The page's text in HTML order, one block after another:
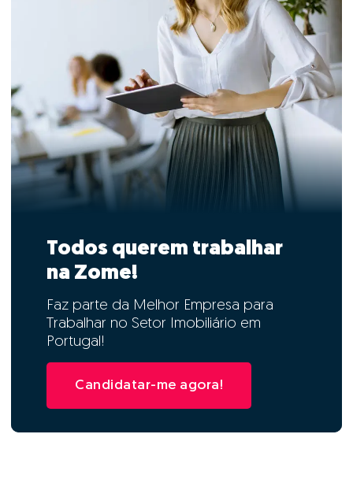
Todos querem trabalhar
na Zome!
Faz parte da Melhor Empresa para
Trabalhar no Setor Imobiliário em
Portugal!
Candidatar-me agora!